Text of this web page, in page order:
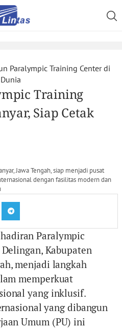
Paralympic Training Center di
Training
Siap Cetak
Jawa Tengah, siap menjadi pusat
dengan fasilitas modern dan
Paralympic
Kabupaten
menjadi langkah
memperkuat
yang inklusif.
yang dibangun
Umum (PU) ini